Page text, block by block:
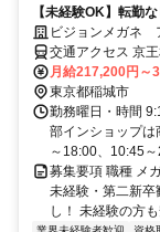
【未経験OK】転勤
｜国家資格手当充実
ビジョンメガネ
交通アクセス 京
月給217,200円～
東京都稲城市
勤務曜日・時間
部インショップ
～18:00、10:45
募集要項 職種 メ
未経験・第二新卒
し！ 未経験の方